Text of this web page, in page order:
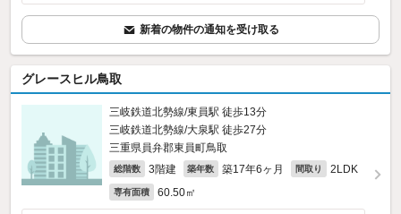
新着の物件の通知を受け取る
グレースヒル鳥取
三岐鉄道北勢線/東員駅 徒歩13分
三岐鉄道北勢線/大泉駅 徒歩27分
三重県員弁郡東員町鳥取
総階数 3階建 築年数 築17年6ヶ月 間取り 2LDK
専有面積 60.50㎡